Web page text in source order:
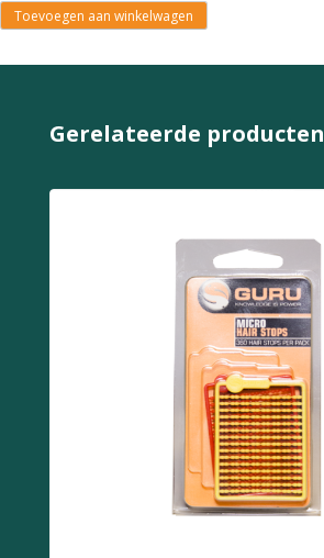
Toevoegen aan winkelwagen
Gerelateerde producten